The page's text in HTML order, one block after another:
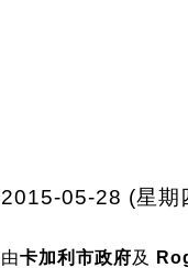
2015-05-28 (星期
由卡加利市政府及